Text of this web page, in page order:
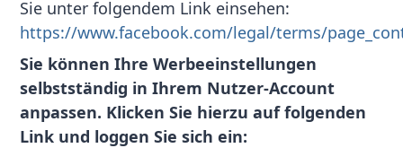
Sie unter folgendem Link einsehen:
https://www.facebook.com/legal/terms/
Sie können Ihre Werbeeinstellungen
selbstständig in Ihrem Nutzer-Account
anpassen. Klicken Sie hierzu auf folgenden
Link und loggen Sie sich ein: